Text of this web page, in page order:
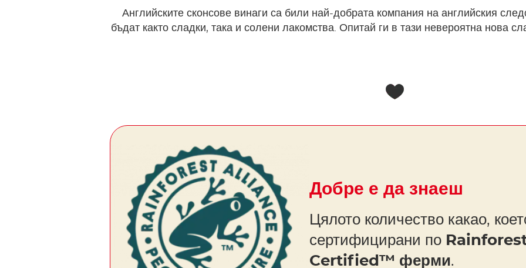
Английските сконсове винаги са били най-добрата компания на английския
бъдат както сладки, така и солени лакомства. Опитай ги в тази невероятна нова
Добре е да знаеш
Цялото количество какао,
сертифицирани по
Certified™ ферми.